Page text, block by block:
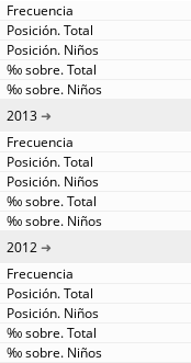
2013
2012